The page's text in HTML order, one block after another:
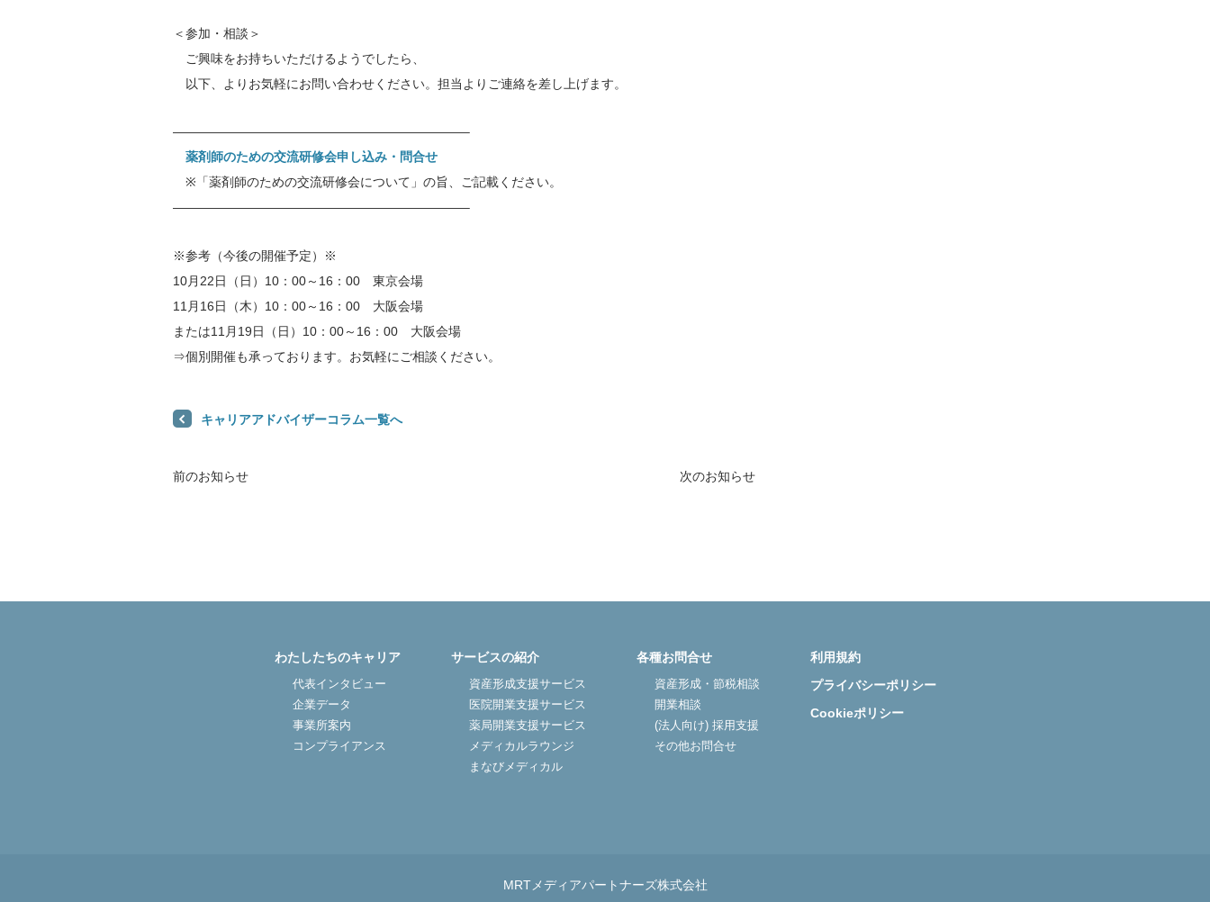
＜参加・相談＞
ご興味をお持ちいただけるようでしたら、
以下、よりお気軽にお問い合わせください。担当よりご連絡を差し上げます。
———————————————————————–
薬剤師のための交流研修会申し込み・問合せ
※「薬剤師のための交流研修会について」の旨、ご記載ください。
———————————————————————–
※参考（今後の開催予定）※
10月22日（日）10：00～16：00 東京会場
11月16日（木）10：00～16：00 大阪会場
または11月19日（日）10：00～16：00 大阪会場
⇒個別開催も承っております。お気軽にご相談ください。
キャリアアドバイザーコラム一覧へ
前のお知らせ 次のお知らせ
わたしたちのキャリア
代表インタビュー
企業データ
事業所案内
コンプライアンス
サービスの紹介
資産形成支援サービス
医院開業支援サービス
薬局開業支援サービス
メディカルラウンジ
まなびメディカル
各種お問合せ
資産形成・節税相談
開業相談
(法人向け) 採用支援
その他お問合せ
利用規約
プライバシーポリシー
Cookieポリシー
MRTメディアパートナーズ株式会社